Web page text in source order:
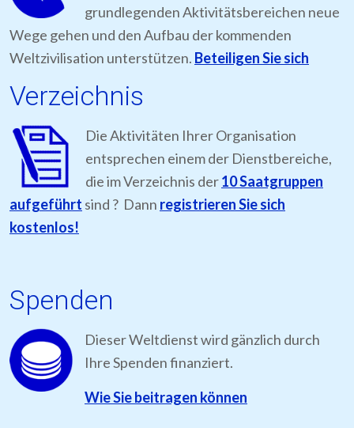
grundlegenden Aktivitätsbereichen neue
Wege gehen und den Aufbau der kommenden
Weltzivilisation unterstützen. Beteiligen Sie sich
Verzeichnis
Die Aktivitäten Ihrer Organisation
entsprechen einem der Dienstbereiche,
die im Verzeichnis der10 Saatgruppen
aufgeführt sind ? Dann registrieren Sie sich
kostenlos!
Spenden
Dieser Weltdienst wird gänzlich durch
Ihre Spenden finanziert.
Wie Sie beitragen können